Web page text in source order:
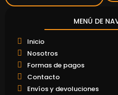
MENÚ DE
Inicio
Nosotros
Formas de pagos
Contacto
Envíos y devoluciones